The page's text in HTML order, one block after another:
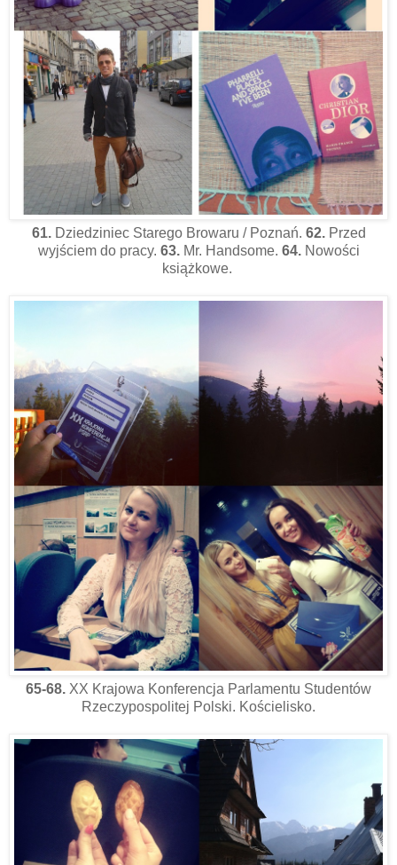
61.Dziedziniec Starego Browaru / Poznań. 62. Przed
wyjściem do pracy. 63.Mr. Handsome. 64.Nowości
książkowe.
65-68. XX Krajowa Konferencja Parlamentu Studentów
Rzeczypospolitej Polski. Kościelisko.